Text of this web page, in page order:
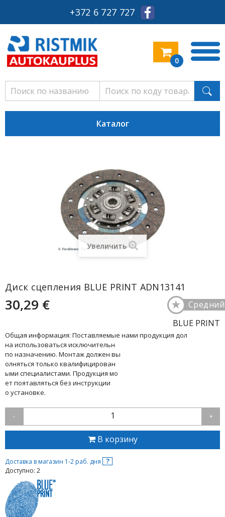
+372 6 727 727
0
Каталог
Увеличить
Диск сцепления BLUE PRINT ADN13141
30,29 € Средний
★
BLUE PRINT
Общая информация: Поставляемые нами продукция дол
на использоваться исключительн
по назначению. Монтаж должен вы
олняться только квалифицирован
ыми специалистами. Продукция мо
ет поятавляться без инструкции
о установке.
- 1 +
В корзину
Доставка в магазин 1-2 раб. дня ?
Доступно: 2